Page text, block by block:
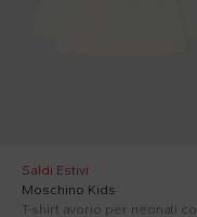
Saldi Estivi
Moschino Kids